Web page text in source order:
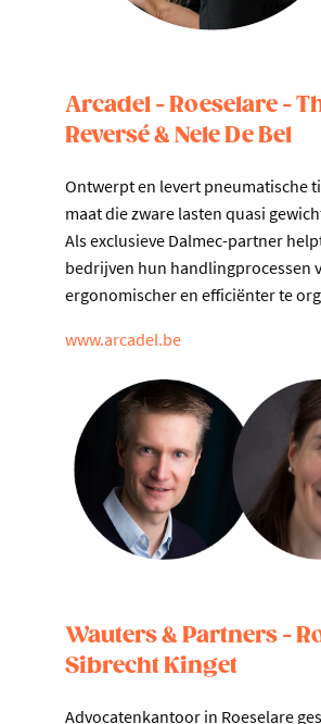
Arcadel - Roeselare -
Reversé & Nele De Bel
Ontwerpt en levert pneumatische
maat die zware lasten quasi
Als exclusieve Dalmec-partner
bedrijven hun handlingprocessen
ergonomischer en efficiënter te
www.arcadel.be
Wauters & Partners -
Sibrecht Kinget
Advocatenkantoor in Roeselare